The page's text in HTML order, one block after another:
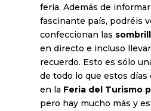
feria. Además de
fascinante país, podréis
confeccionan las
en directo e incluso
recuerdo. Esto es sólo
de todo lo que estos
en la Feria del Turismo
pero hay mucho más y